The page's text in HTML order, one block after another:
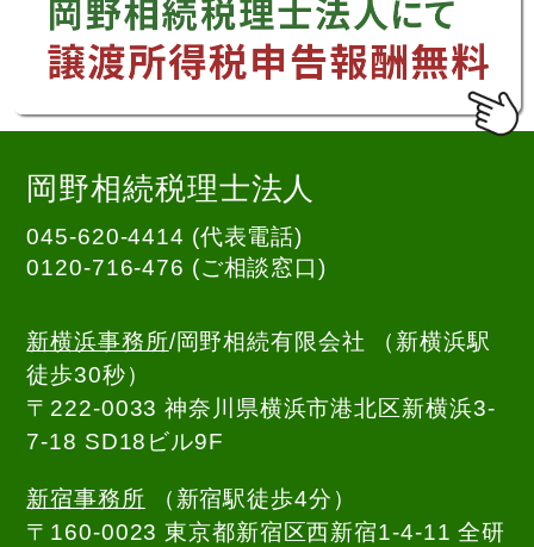
岡野相続税理士法人
045-620-4414 (代表電話)
0120-716-476 (ご相談窓口)
新横浜事務所/岡野相続有限会社 （新横浜駅
徒歩30秒）
〒222-0033 神奈川県横浜市港北区新横浜3-
7-18 SD18ビル9F
新宿事務所 （新宿駅徒歩4分）
〒160-0023 東京都新宿区西新宿1-4-11 全研